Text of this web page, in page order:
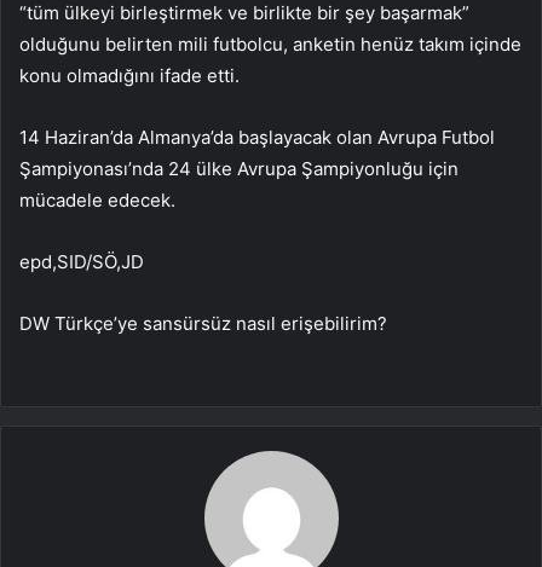
“tüm ülkeyi birleştirmek ve birlikte bir şey başarmak”
olduğunu belirten mili futbolcu, anketin henüz takım içinde
konu olmadığını ifade etti.
14 Haziran’da Almanya’da başlayacak olan Avrupa Futbol
Şampiyonası’nda 24 ülke Avrupa Şampiyonluğu için
mücadele edecek.
epd,SID/SÖ,JD
DW Türkçe’ye sansürsüz nasıl erişebilirim?